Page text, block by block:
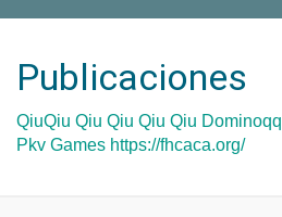
Publicaciones
QiuQiu Qiu Qiu Qiu Qiu Dominoqq
Pkv Games https://fhcaca.org/